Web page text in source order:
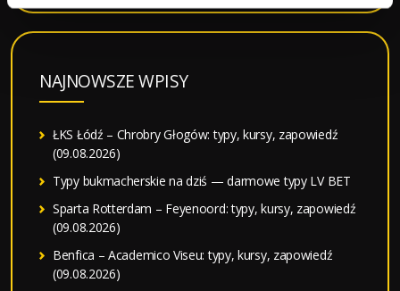
NAJNOWSZE WPISY
ŁKS Łódź – Chrobry Głogów: typy, kursy, zapowiedź
(09.08.2026)
Typy bukmacherskie na dziś — darmowe typy LV BET
Sparta Rotterdam – Feyenoord: typy, kursy, zapowiedź
(09.08.2026)
Benfica – Academico Viseu: typy, kursy, zapowiedź
(09.08.2026)